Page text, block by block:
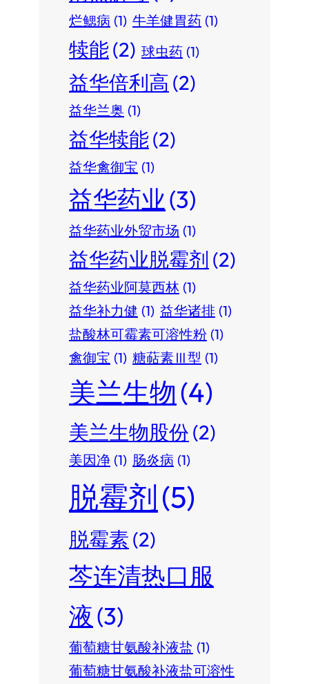
烂鳃病 (1) 牛羊健胃药 (1)
犊能(2) 球虫药 (1)
益华倍利高(2)
益华兰奥 (1)
益华犊能(2)
益华禽御宝 (1)
益华药业(3)
益华药业外贸市场 (1)
益华药业脱霉剂 (2)
益华药业阿莫西林 (1)
益华补力健 (1) 益华诸排 (1)
盐酸林可霉素可溶性粉 (1)
禽御宝 (1) 糖萜素Ⅲ型 (1)
美兰生物(4)
美兰生物股份(2)
美因净 (1) 肠炎病 (1)
脱霉剂(5)
脱霉素(2)
芩连清热口服
液(3)
葡萄糖甘氨酸补液盐 (1)
葡萄糖甘氨酸补液盐可溶性